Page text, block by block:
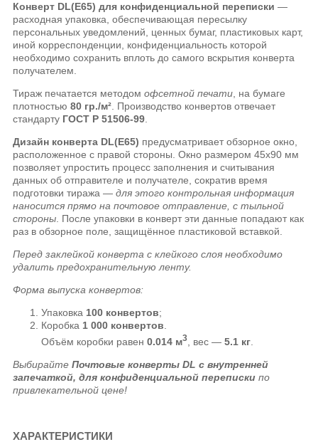
Конверт DL(E65) для конфиденциальной переписки —
расходная упаковка, обеспечивающая пересылку
персональных уведомлений, ценных бумаг, пластиковых карт,
иной корреспонденции, конфиденциальность которой
необходимо сохранить вплоть до самого вскрытия конверта
получателем.
Тираж печатается методомофсетной печати, на бумаге
плотностью80 гр./м². Производство конвертов отвечает
стандарту ГОСТ Р 51506-99.
Дизайн конверта DL(E65) предусматривает обзорное окно,
расположенное с правой стороны. Окно размером 45х90 мм
позволяет упростить процесс заполнения и считывания
данных об отправителе и получателе, сократив время
подготовки тиража —для этого контрольная информация
наносится прямо на почтовое отправление, с тыльной
стороны. После упаковки в конверт эти данные попадают как
раз в обзорное поле, защищённое пластиковой вставкой.
Перед заклейкой конверта с клейкого слоя необходимо
удалить предохранительную ленту.
Форма выпуска конвертов:
Упаковка 100 конвертов;
Коробка 1 000 конвертов.
Объём коробки равен0.014 м3 , вес —5.1 кг
ВыбирайтеПочтовые конверты DL с внутренней
запечаткой, для конфиденциальной переписки по
привлекательной цене!
ХАРАКТЕРИСТИКИ